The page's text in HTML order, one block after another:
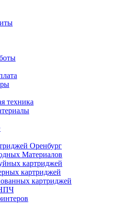
техника
Оренбург
Материалов
картриджей
картриджей
картриджей